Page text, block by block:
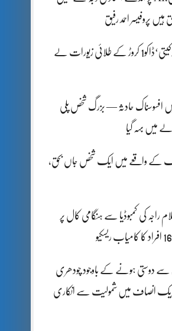
پروفیسر احمد رفیق
کلرسیداں ڈکیتی‘ڈاکو1 کروڑ کے طلائی زیورات لے
افسوسناک حادثہ — بزرگ شخص پلی
میں بہہ گیا
کے واقعے میں ایک شخص جاں بحق،
راجہ کی کمبوڈیا سے ہنگامی کال پر
سے دوستی ہونے کے باوجود چودھری
انصاف میں شمولیت سے انکاری